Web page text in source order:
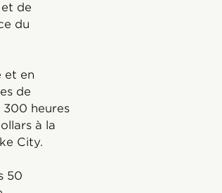
de
du
et en
de
300 heures
à la
City.
50